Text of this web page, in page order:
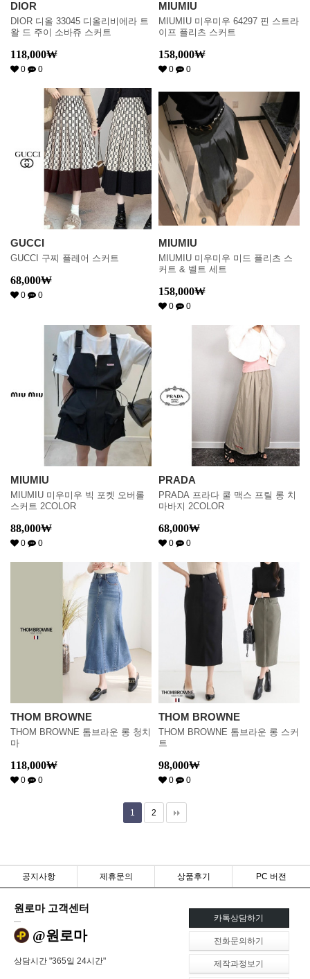
DIOR
DIOR 디올 33045 디올리비에라 트
왈 드 주이 소바쥬 스커트
118,000₩
0 0
MIUMIU
MIUMIU 미우미우 64297 핀 스트라
이프 플리츠 스커트
158,000₩
0 0
GUCCI
GUCCI 구찌 플레어 스커트
68,000₩
0 0
MIUMIU
MIUMIU 미우미우 미드 플리츠 스
커트 & 벨트 세트
158,000₩
0 0
MIUMIU
MIUMIU 미우미우 빅 포켓 오버롤
스커트 2COLOR
88,000₩
0 0
PRADA
PRADA 프라다 쿨 맥스 프릴 롱 치
마바지 2COLOR
68,000₩
0 0
THOM BROWNE
THOM BROWNE 톰브라운 롱 청치
마
118,000₩
0 0
THOM BROWNE
THOM BROWNE 톰브라운 롱 스커
트
98,000₩
0 0
1 2
공지사항 제휴문의 상품후기 PC 버전
원로마 고객센터
@원로마
상담시간 "365일 24시간"
카톡상담하기
전화문의하기
제작과정보기